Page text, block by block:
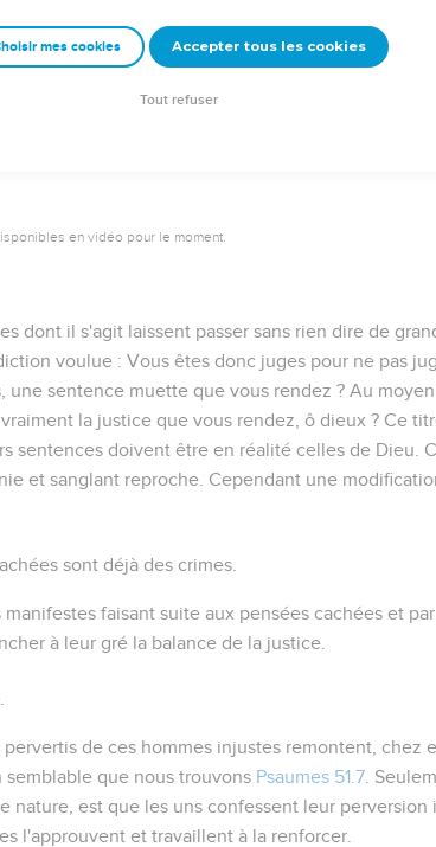
ressources sur theotex.org, contact theotex@gmail.com
en vidéo pour le moment.
dont il s'agit laissent passer sans rien dire de
voulue : Vous êtes donc juges pour ne pas
une sentence muette que vous rendez ? Au
vraiment la justice que vous rendez, ô dieux ? Ce
sentences doivent être en réalité celles de Dieu.
et sanglant reproche. Cependant une
sont déjà des crimes.
manifestes faisant suite aux pensées cachées et
à leur gré la balance de la justice.
pervertis de ces hommes injustes remontent, chez
que nous trouvons Psaumes 51.7 .
nature, est que les uns confessent leur
l'approuvent et travaillent à la renforcer.
mes cookies Accepter tous les cookies
Tout refuser